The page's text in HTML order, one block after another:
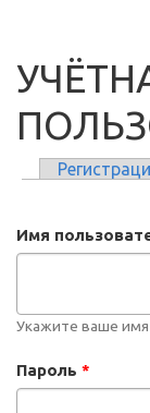
Имя
Укажите ваше
Пароль *